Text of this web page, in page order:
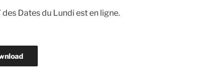
Dates du Lundi est en ligne.